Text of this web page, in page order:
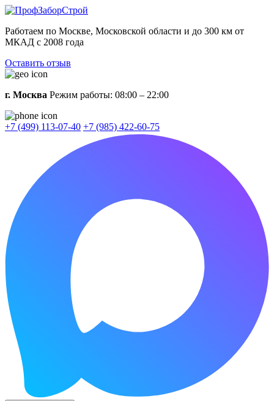
Работаем по Москве, Московской области и до 300 км от
МКАД с 2008 года
Оставить отзыв
г. Москва Режим работы: 08:00 – 22:00
+7 (499) 113-07-40 +7 (985) 422-60-75